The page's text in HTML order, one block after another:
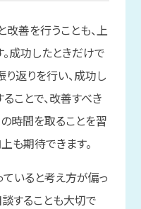
善を行うことも、上
成功したときだけで
り返りを行い、成功し
ことで、改善すべき
時間を取ることを習
も期待できます。
いると考え方が偏っ
することも大切で